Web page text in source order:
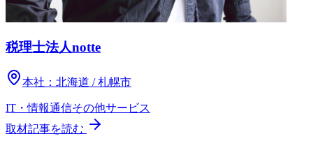
税理士法人notte
本社： 北海道 / 札幌市
IT・情報通信その他サービス
取材記事を読む